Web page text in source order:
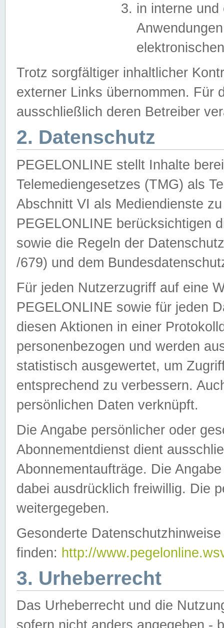
in interne
Trotz sorgfältiger inhaltlicher
externer Links übernommen. Für
ausschließlich deren Betreiber
2. Datenschutz
PEGELONLINE stellt Inhalte
Telemediengesetzes (TMG) als
Abschnitt VI als Mediendienste
PEGELONLINE berücksichtigen
sowie die Regeln der
/679) und dem
Für jeden Nutzerzugriff auf eine
PEGELONLINE sowie für jeden
diesen Aktionen in einer
personenbezogen und werden
statistisch ausgewertet, um
entsprechend zu verbessern.
persönlichen Daten verknüpft.
Die Angabe persönlicher oder
Abonnementdienst dient
Abonnementaufträge. Die
dabei ausdrücklich freiwillig. Die
weitergegeben.
Gesonderte
finden: http://
3. Urheberrecht
Das Urheberrecht und die
sofern nicht anders angegeben -